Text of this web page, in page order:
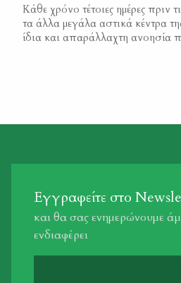
Κάθε χρόνο τέτοιες ημέρες πριν
τα άλλα μεγάλα αστικά κέντρα
ίδια και απαράλλαχτη ανοησία
Εγγραφείτε στο
και θα σας ενημερώνουμε
ενδιαφέρει